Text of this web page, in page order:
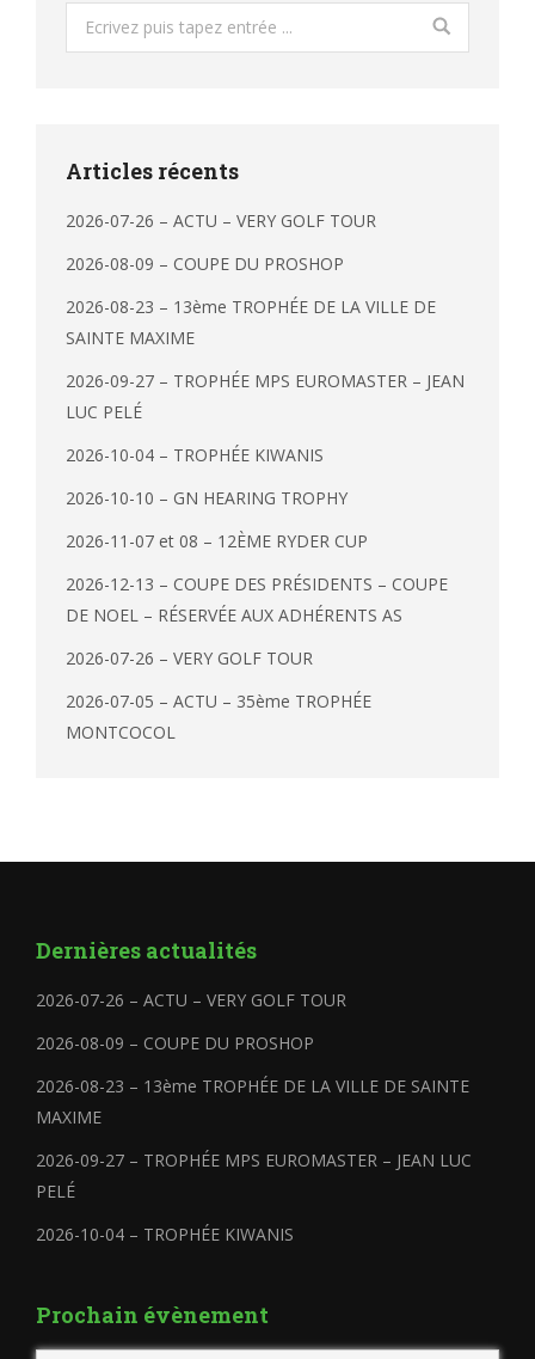
Search:
Articles récents
2026-07-26 – ACTU – VERY GOLF TOUR
2026-08-09 – COUPE DU PROSHOP
2026-08-23 – 13ème TROPHÉE DE LA VILLE DE
SAINTE MAXIME
2026-09-27 – TROPHÉE MPS EUROMASTER – JEAN
LUC PELÉ
2026-10-04 – TROPHÉE KIWANIS
2026-10-10 – GN HEARING TROPHY
2026-11-07 et 08 – 12ÈME RYDER CUP
2026-12-13 – COUPE DES PRÉSIDENTS – COUPE
DE NOEL – RÉSERVÉE AUX ADHÉRENTS AS
2026-07-26 – VERY GOLF TOUR
2026-07-05 – ACTU – 35ème TROPHÉE
MONTCOCOL
Dernières actualités
2026-07-26 – ACTU – VERY GOLF TOUR
2026-08-09 – COUPE DU PROSHOP
2026-08-23 – 13ème TROPHÉE DE LA VILLE DE SAINTE
MAXIME
2026-09-27 – TROPHÉE MPS EUROMASTER – JEAN LUC
PELÉ
2026-10-04 – TROPHÉE KIWANIS
Prochain évènement